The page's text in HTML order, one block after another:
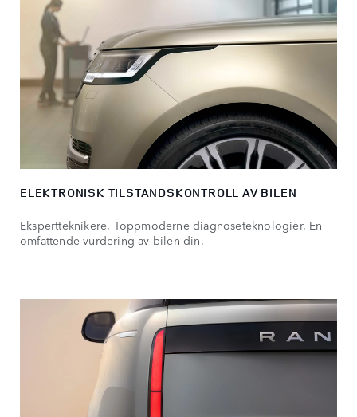
ELEKTRONISK TILSTANDSKONTROLL AV BILEN
Ekspertteknikere. Toppmoderne diagnoseteknologier. En
omfattende vurdering av bilen din.